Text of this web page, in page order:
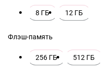
8 ГБ 12 ГБ
Флэш-память
256 ГБ 512 ГБ